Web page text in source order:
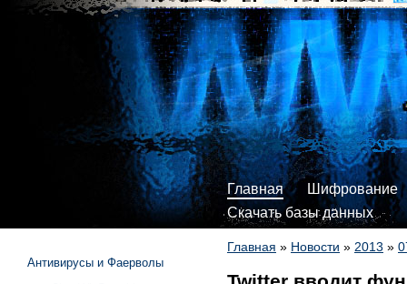
Главная
Шифрование
Скачать базы данных
Главная » Новости » 2013 »
Антивирусы и Фаерволы